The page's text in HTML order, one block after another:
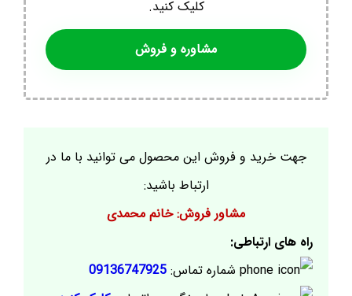
کلیک کنید.
مشاوره و فروش
جهت خرید و فروش این محصول می توانید با ما در
ارتباط باشید:
مشاور فروش: خانم محمدی
راه های ارتباطی:
شماره تماس: 09136747925